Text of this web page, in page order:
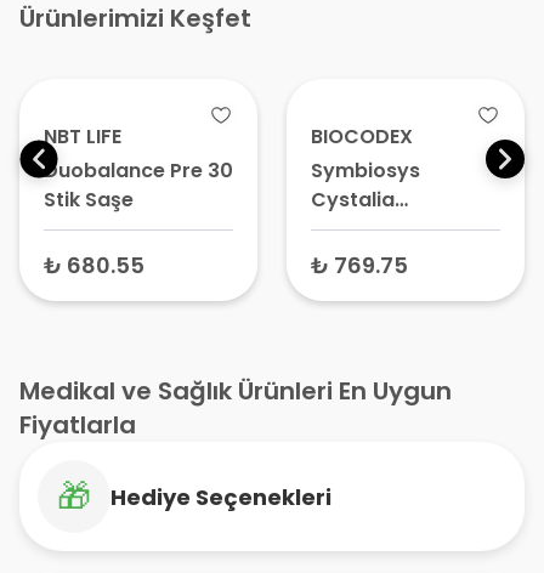
Ürünlerimizi Keşfet
NBT LIFE
Duobalance Pre 30
Stik Saşe
₺ 680.55
BIOCODEX
Symbiosys
Cystalia
Probiyotik 30 Saşe
₺ 769.75
Medikal ve Sağlık Ürünleri En Uygun
Fiyatlarla
🎁 Hediye Seçenekleri